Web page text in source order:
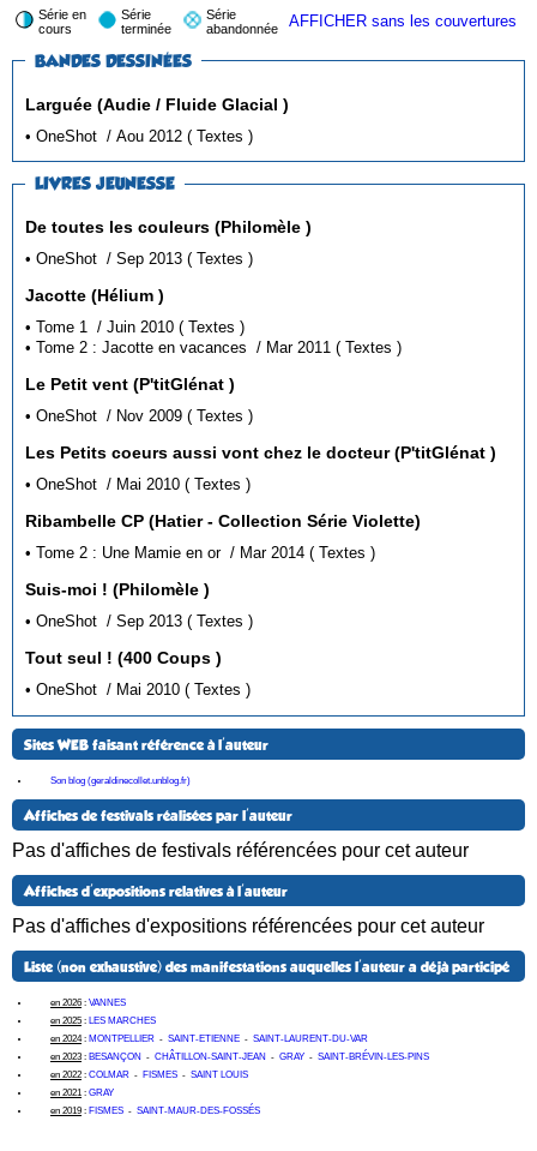
Série en
cours
Série
terminée
Série
abandonnée
AFFICHER sans les couvertures
BANDES DESSINÉES
Larguée (Audie / Fluide Glacial )
• OneShot / Aou 2012 ( Textes )
LIVRES JEUNESSE
De toutes les couleurs (Philomèle )
• OneShot / Sep 2013 ( Textes )
Jacotte (Hélium )
• Tome 1 / Juin 2010 ( Textes )
• Tome 2 : Jacotte en vacances / Mar 2011 ( Textes )
Le Petit vent (P'titGlénat )
• OneShot / Nov 2009 ( Textes )
Les Petits coeurs aussi vont chez le docteur (P'titGlénat )
• OneShot / Mai 2010 ( Textes )
Ribambelle CP (Hatier - Collection Série Violette)
• Tome 2 : Une Mamie en or / Mar 2014 ( Textes )
Suis-moi ! (Philomèle )
• OneShot / Sep 2013 ( Textes )
Tout seul ! (400 Coups )
• OneShot / Mai 2010 ( Textes )
Sites WEB faisant référence à l'auteur
Son blog (geraldinecollet.unblog.fr)
Affiches de festivals réalisées par l'auteur
Pas d'affiches de festivals référencées pour cet auteur
Affiches d'expositions relatives à l'auteur
Pas d'affiches d'expositions référencées pour cet auteur
Liste (non exhaustive) des manifestations auquelles l'auteur a déjà participé
en 2026 : VANNES
en 2025 : LES MARCHES
en 2024: MONTPELLIER - SAINT-ETIENNE - SAINT-LAURENT-DU-VAR
en 2023 : BESANÇON - CHÂTILLON-SAINT-JEAN - GRAY - SAINT-BRÉVIN-LES-PINS
en 2022 : COLMAR - FISMES - SAINT LOUIS
en 2021 : GRAY
en 2019 : FISMES - SAINT-MAUR-DES-FOSSÉS